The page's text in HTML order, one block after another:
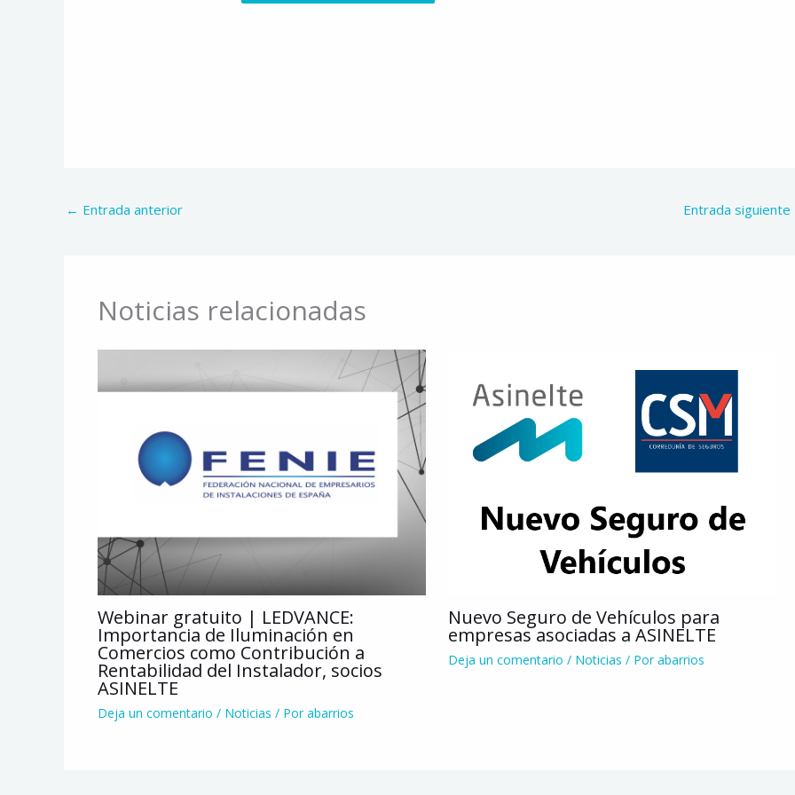
← Entrada anterior Entrada siguiente
Noticias relacionadas
Webinar gratuito | LEDVANCE:
Importancia de Iluminación en
Comercios como Contribución a
Rentabilidad del Instalador, socios
ASINELTE
Deja un comentario / Noticias / Porabarrios
Nuevo Seguro de Vehículos para
empresas asociadas a ASINELTE
Deja un comentario / Noticias / Porabarrios